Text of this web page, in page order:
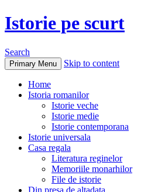
Istorie pe scurt
Search
Primary Menu Skip to content
Home
Istoria romanilor
Istorie veche
Istorie medie
Istorie contemporana
Istorie universala
Casa regala
Literatura reginelor
Memoriile monarhilor
File de istorie
Din presa de altadata